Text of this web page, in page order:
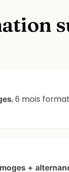
, 6 mois
+